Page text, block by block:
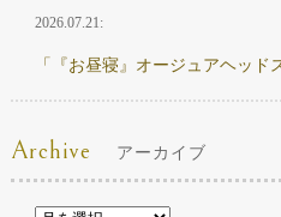
2026.07.21:
「『お昼寝』オージュアヘッド
Archive アーカイブ